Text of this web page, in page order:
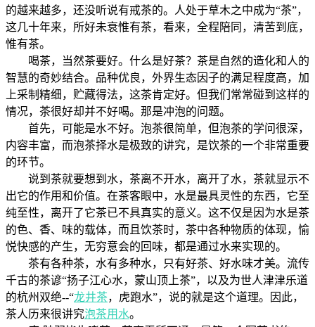
的越来越多，还没听说有戒茶的。人处于草木之中成为“茶”，
这几十年来，所好未衰惟有茶，看来，全程陪同，清苦到底，
惟有茶。
喝茶，当然茶要好。什么是好茶？茶是自然的造化和人的
智慧的奇妙结合。品种优良，外界生态因子的满足程度高，加
上采制精细，贮藏得法，这茶肯定好。但我们常常碰到这样的
情况，茶很好却并不好喝。那是冲泡的问题。
首先，可能是水不好。泡茶很简单，但泡茶的学问很深，
内容丰富，而泡茶择水是极致的讲究，是饮茶的一个非常重要
的环节。
说到茶就要想到水，茶离不开水，离开了水，茶就显示不
出它的作用和价值。在茶客眼中，水是最具灵性的东西，它至
纯至性，离开了它茶已不具真实的意义。这不仅是因为水是茶
的色、香、味的载体，而且饮茶时，茶中各种物质的体现，愉
悦快感的产生，无穷意会的回味，都是通过水来实现的。
茶有各种茶，水有多种水，只有好茶、好水味才美。流传
千古的茶谚“扬子江心水，蒙山顶上茶”，以及为世人津津乐道
的杭州双绝--“龙井茶，虎跑水”，说的就是这个道理。因此，
茶人历来很讲究泡茶用水。